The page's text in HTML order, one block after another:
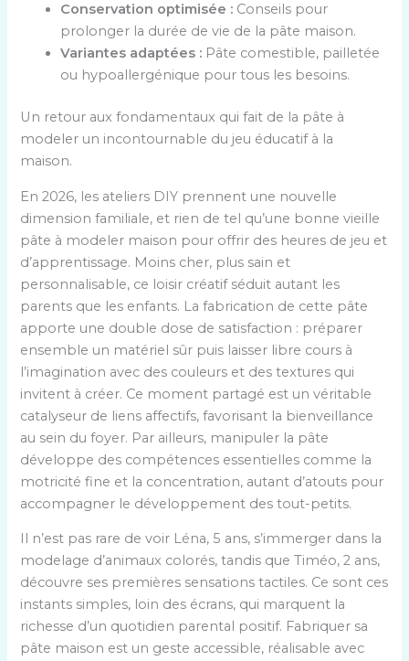
Conservation optimisée : Conseils pour
prolonger la durée de vie de la pâte maison.
Variantes adaptées : Pâte comestible, pailletée
ou hypoallergénique pour tous les besoins.
Un retour aux fondamentaux qui fait de la pâte à
modeler un incontournable du jeu éducatif à la
maison.
En 2026, les ateliers DIY prennent une nouvelle
dimension familiale, et rien de tel qu’une bonne vieille
pâte à modeler maison pour offrir des heures de jeu et
d’apprentissage. Moins cher, plus sain et
personnalisable, ce loisir créatif séduit autant les
parents que les enfants. La fabrication de cette pâte
apporte une double dose de satisfaction : préparer
ensemble un matériel sûr puis laisser libre cours à
l’imagination avec des couleurs et des textures qui
invitent à créer. Ce moment partagé est un véritable
catalyseur de liens affectifs, favorisant la bienveillance
au sein du foyer. Par ailleurs, manipuler la pâte
développe des compétences essentielles comme la
motricité fine et la concentration, autant d’atouts pour
accompagner le développement des tout-petits.
Il n’est pas rare de voir Léna, 5 ans, s’immerger dans la
modelage d’animaux colorés, tandis que Timéo, 2 ans,
découvre ses premières sensations tactiles. Ce sont ces
instants simples, loin des écrans, qui marquent la
richesse d’un quotidien parental positif. Fabriquer sa
pâte maison est un geste accessible, réalisable avec